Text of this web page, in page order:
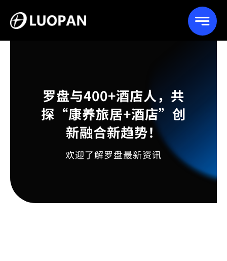
content
罗盘与400+酒店人，共
探“康养旅居+酒店”创
新融合新趋势！
欢迎了解罗盘最新资讯